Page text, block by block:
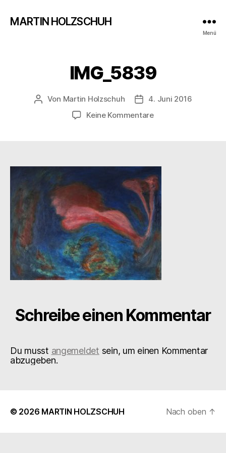
MARTIN HOLZSCHUH
Menü
IMG_5839
Beitragsautor
Von Martin Holzschuh
4. Juni 2016
Keine Kommentarezu
Schreibe einen Kommentar
Du musst angemeldet sein, um einen Kommentar
abzugeben.
© 2026 MARTIN HOLZSCHUH Nach oben ↑